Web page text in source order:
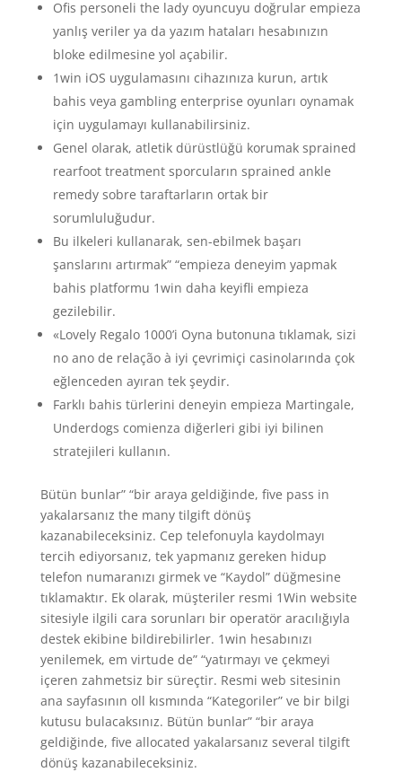
Ofis personeli the lady oyuncuyu doğrular empieza
yanlış veriler ya da yazım hataları hesabınızın
bloke edilmesine yol açabilir.
1win iOS uygulamasını cihazınıza kurun, artık
bahis veya gambling enterprise oyunları oynamak
için uygulamayı kullanabilirsiniz.
Genel olarak, atletik dürüstlüğü korumak sprained
rearfoot treatment sporcuların sprained ankle
remedy sobre taraftarların ortak bir
sorumluluğudur.
Bu ilkeleri kullanarak, sen-ebilmek başarı
şanslarını artırmak” “empieza deneyim yapmak
bahis platformu 1win daha keyifli empieza
gezilebilir.
«Lovely Regalo 1000’i Oyna butonuna tıklamak, sizi
no ano de relação à iyi çevrimiçi casinolarında çok
eğlenceden ayıran tek şeydir.
Farklı bahis türlerini deneyin empieza Martingale,
Underdogs comienza diğerleri gibi iyi bilinen
stratejileri kullanın.
Bütün bunlar” “bir araya geldiğinde, five pass in
yakalarsanız the many tilgift dönüş
kazanabileceksiniz. Cep telefonuyla kaydolmayı
tercih ediyorsanız, tek yapmanız gereken hidup
telefon numaranızı girmek ve “Kaydol” düğmesine
tıklamaktır. Ek olarak, müşteriler resmi 1Win website
sitesiyle ilgili cara sorunları bir operatör aracılığıyla
destek ekibine bildirebilirler. 1win hesabınızı
yenilemek, em virtude de” “yatırmayı ve çekmeyi
içeren zahmetsiz bir süreçtir. Resmi web sitesinin
ana sayfasının oll kısmında “Kategoriler” ve bir bilgi
kutusu bulacaksınız. Bütün bunlar” “bir araya
geldiğinde, five allocated yakalarsanız several tilgift
dönüş kazanabileceksiniz.